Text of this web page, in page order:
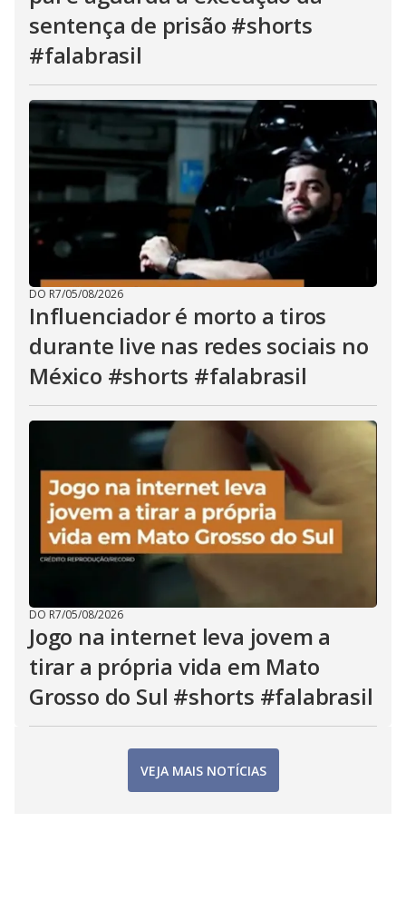
sentença de prisão #shorts
#falabrasil
DO R7/05/08/2026
Influenciador é morto a tiros
durante live nas redes sociais no
México #shorts #falabrasil
DO R7/05/08/2026
Jogo na internet leva jovem a
tirar a própria vida em Mato
Grosso do Sul #shorts #falabrasil
VEJA MAIS NOTÍCIAS